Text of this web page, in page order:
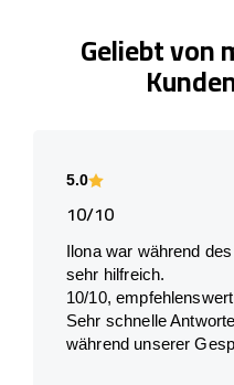
Geliebt von
5.0
10/10
Ilona war während
sehr hilfreich.
10/10, empfehlenswert
Sehr schnelle
während unserer